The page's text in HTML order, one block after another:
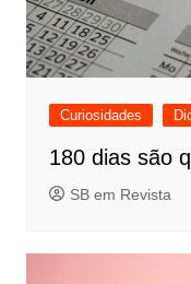
Curiosidades
180 dias são
SB em Revista